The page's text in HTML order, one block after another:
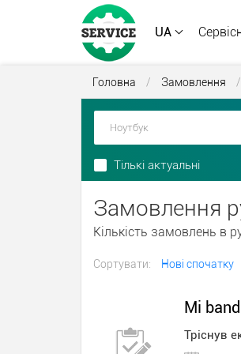
UA
Головна / Замовлення /
Тількі актуальні
Замовлення
Кількість замовлень в
Сортувати: Нові спочатку
Mi
Тріснув